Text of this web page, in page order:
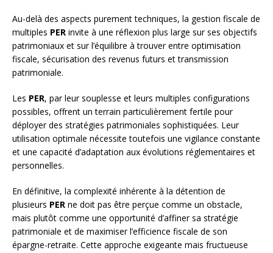
Au-delà des aspects purement techniques, la gestion fiscale de
multiples PER invite à une réflexion plus large sur ses objectifs
patrimoniaux et sur l’équilibre à trouver entre optimisation
fiscale, sécurisation des revenus futurs et transmission
patrimoniale.
Les PER, par leur souplesse et leurs multiples configurations
possibles, offrent un terrain particulièrement fertile pour
déployer des stratégies patrimoniales sophistiquées. Leur
utilisation optimale nécessite toutefois une vigilance constante
et une capacité d’adaptation aux évolutions réglementaires et
personnelles.
En définitive, la complexité inhérente à la détention de
plusieurs PER ne doit pas être perçue comme un obstacle,
mais plutôt comme une opportunité d’affiner sa stratégie
patrimoniale et de maximiser l’efficience fiscale de son
épargne-retraite. Cette approche exigeante mais fructueuse